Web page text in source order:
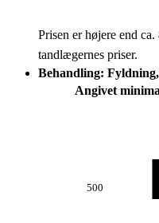
Prisen er højere end ca.
tandlægernes priser.
Behandling:
Angivet
500